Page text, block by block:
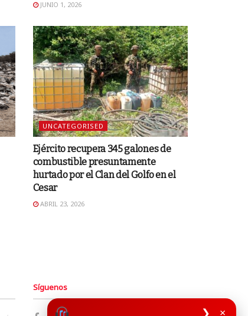
❯ ×
JUNIO 1, 2026
UNCATEGORISED
Ejército recupera 345 galones de
combustible presuntamente
hurtado por el Clan del Golfo en el
Cesar
ABRIL 23, 2026
Síguenos